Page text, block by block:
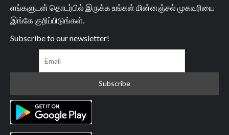
எங்களுடன் தொடர்பில் இருக்க உங்கள் மின்னஞ்சல் முகவரியை
இங்கே குறிப்பிடுங்கள்.
Subscribe to our newsletter!